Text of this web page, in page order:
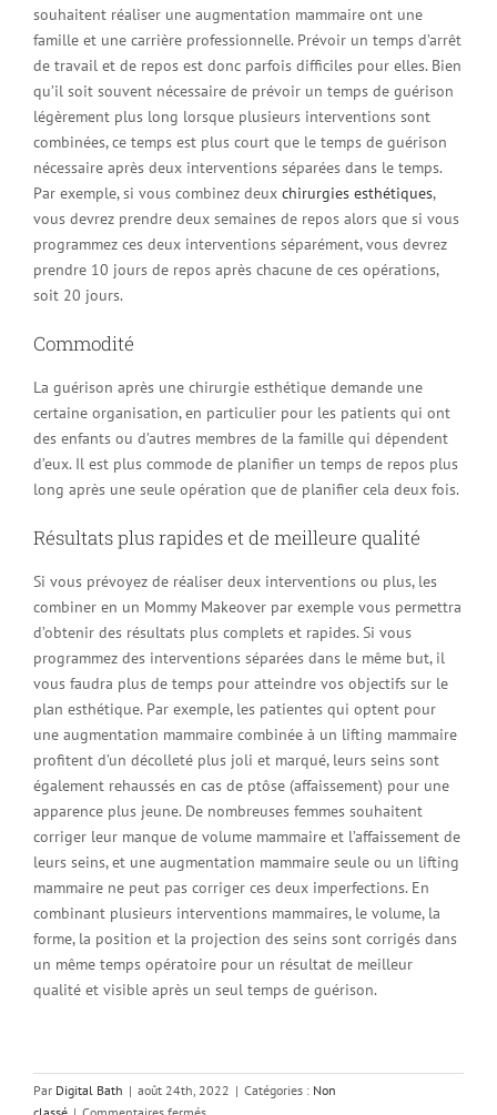
souhaitent réaliser une augmentation mammaire ont une
famille et une carrière professionnelle. Prévoir un temps d’arrêt
de travail et de repos est donc parfois difficiles pour elles. Bien
qu’il soit souvent nécessaire de prévoir un temps de guérison
légèrement plus long lorsque plusieurs interventions sont
combinées, ce temps est plus court que le temps de guérison
nécessaire après deux interventions séparées dans le temps.
Par exemple, si vous combinez deux chirurgies esthétiques,
vous devrez prendre deux semaines de repos alors que si vous
programmez ces deux interventions séparément, vous devrez
prendre 10 jours de repos après chacune de ces opérations,
soit 20 jours.
Commodité
La guérison après une chirurgie esthétique demande une
certaine organisation, en particulier pour les patients qui ont
des enfants ou d’autres membres de la famille qui dépendent
d’eux. Il est plus commode de planifier un temps de repos plus
long après une seule opération que de planifier cela deux fois.
Résultats plus rapides et de meilleure qualité
Si vous prévoyez de réaliser deux interventions ou plus, les
combiner en un Mommy Makeover par exemple vous permettra
d’obtenir des résultats plus complets et rapides. Si vous
programmez des interventions séparées dans le même but, il
vous faudra plus de temps pour atteindre vos objectifs sur le
plan esthétique. Par exemple, les patientes qui optent pour
une augmentation mammaire combinée à un lifting mammaire
profitent d’un décolleté plus joli et marqué, leurs seins sont
également rehaussés en cas de ptôse (affaissement) pour une
apparence plus jeune. De nombreuses femmes souhaitent
corriger leur manque de volume mammaire et l’affaissement de
leurs seins, et une augmentation mammaire seule ou un lifting
mammaire ne peut pas corriger ces deux imperfections. En
combinant plusieurs interventions mammaires, le volume, la
forme, la position et la projection des seins sont corrigés dans
un même temps opératoire pour un résultat de meilleur
qualité et visible après un seul temps de guérison.
Par Digital Bath | août 24th, 2022 | Catégories : Non
sur